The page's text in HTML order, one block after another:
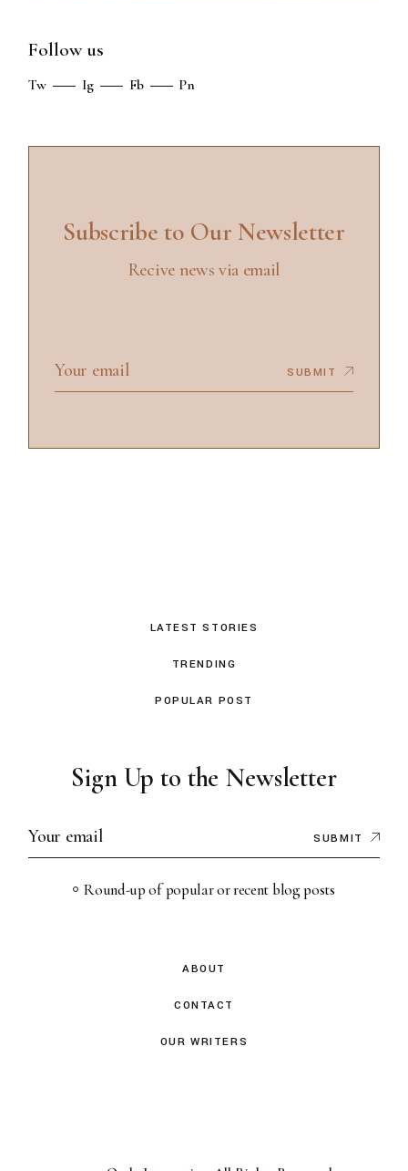
Follow us
Tw Ig Fb Pn
Subscribe to Our Newsletter
Recive news via email
SUBMIT
LATEST STORIES
TRENDING
POPULAR POST
Sign Up to the Newsletter
SUBMIT
Round-up of popular or recent blog posts
ABOUT
CONTACT
OUR WRITERS